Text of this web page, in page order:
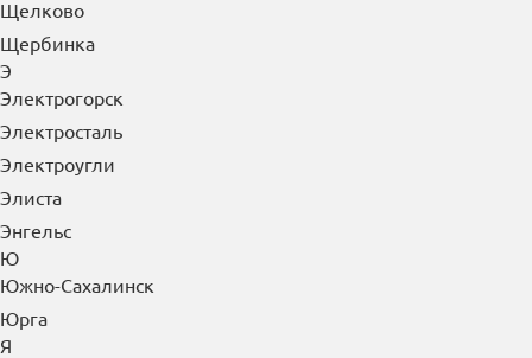
Щелково
Щербинка
Э
Электрогорск
Электросталь
Электроугли
Элиста
Энгельс
Ю
Южно-Сахалинск
Юрга
Я